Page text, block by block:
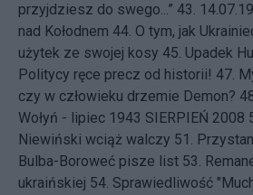
przyjdziesz do swego...” 43.
nad Kołodnem 44. O tym, jak
użytek ze swojej kosy 45. Upadek
Politycy ręce precz od historii! 47.
czy w człowieku drzemie Demon?
Wołyń - lipiec 1943 SIERPIEŃ 2008
Niewiński wciąż walczy 51.
Bulba-Boroweć pisze list 53.
ukraińskiej 54. Sprawiedliwość